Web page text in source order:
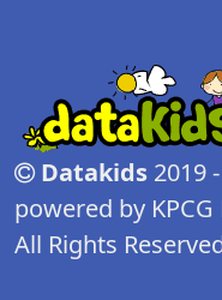
Datakids 2019
powered by
All Rights